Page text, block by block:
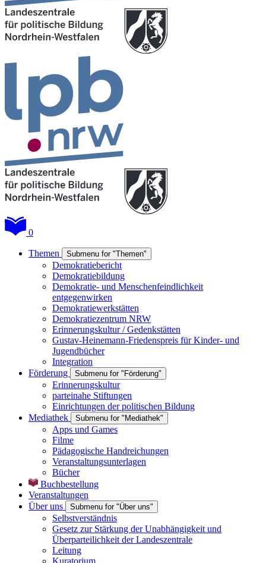
0
Themen Submenu for "Themen"
Demokratiebericht
Demokratiebildung
Demokratie- und Menschenfeindlichkeit
entgegenwirken
Demokratiewerkstätten
Demokratiezentrum NRW
Erinnerungskultur / Gedenkstätten
Gustav-Heinemann-Friedenspreis für Kinder- und
Jugendbücher
Integration
Förderung
Submenu for "Förderung"
Erinnerungskultur
parteinahe Stiftungen
Einrichtungen der politischen Bildung
Mediathek
Submenu for "Mediathek"
Apps und Games
Filme
Pädagogische Handreichungen
Veranstaltungsunterlagen
Bücher
Buchbestellung
Veranstaltungen
Über uns
Submenu for "Über uns"
Selbstverständnis
Gesetz zur Stärkung der Unabhängigkeit und
Überparteilichkeit der Landeszentrale
Leitung
Kuratorium